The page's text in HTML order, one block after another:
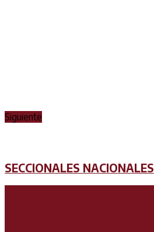
Siguiente
SECCIONALES NACIONALES